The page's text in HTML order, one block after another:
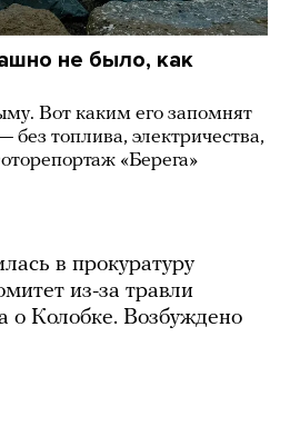
не было, как
Вот каким его запомнят
без топлива, электричества,
«Берега»
в прокуратуру
из-за травли
о Колобке. Возбуждено